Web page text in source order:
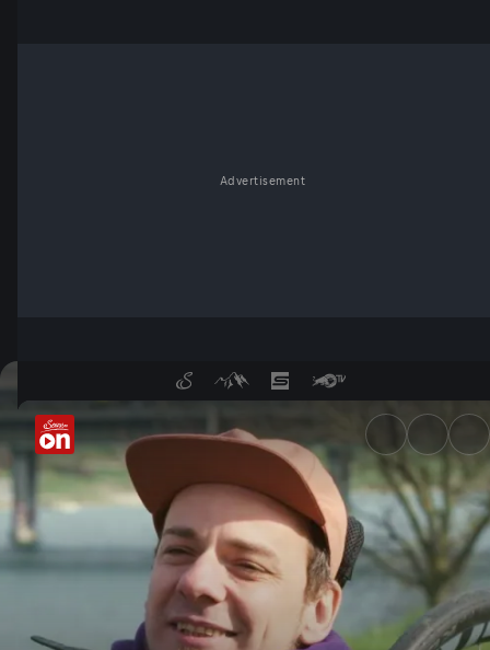
Advertisement
Wie können Gelähmte